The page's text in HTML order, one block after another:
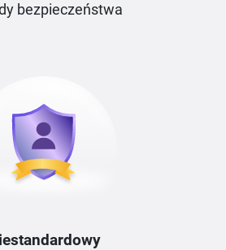
bezpieczeństwa